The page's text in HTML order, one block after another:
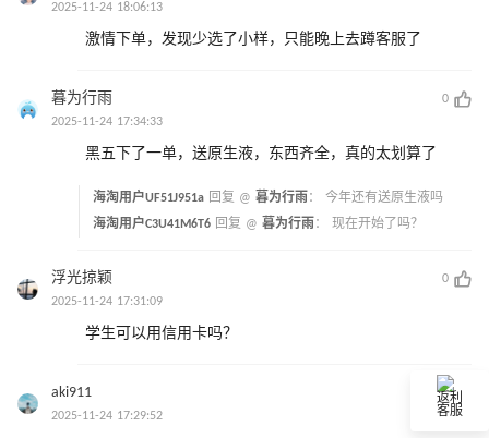
2025-11-24 18:06:13
激情下单，发现少选了小样，只能晚上去蹲客服了
暮为行雨
0
2025-11-24 17:34:33
黑五下了一单，送原生液，东西齐全，真的太划算了
海淘用户UF51J951a 回复 @ 暮为行雨 ： 今年还有送原生液吗
海淘用户C3U41M6T6 回复 @ 暮为行雨 ： 现在开始了吗？
浮光掠颖
0
2025-11-24 17:31:09
学生可以用信用卡吗？
aki911
0
2025-11-24 17:29:52
返利
客服